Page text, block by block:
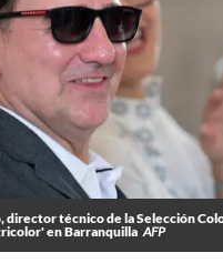
director técnico de la Selección
en Barranquilla AFP